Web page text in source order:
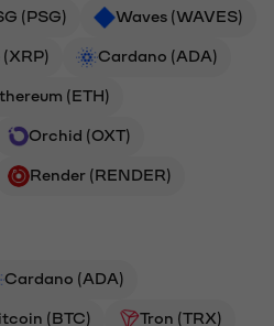
(PSG) Waves (WAVES)
Cardano (ADA)
(ETH)
Orchid (OXT)
Render (RENDER)
Cardano (ADA)
(BTC) Tron (TRX)